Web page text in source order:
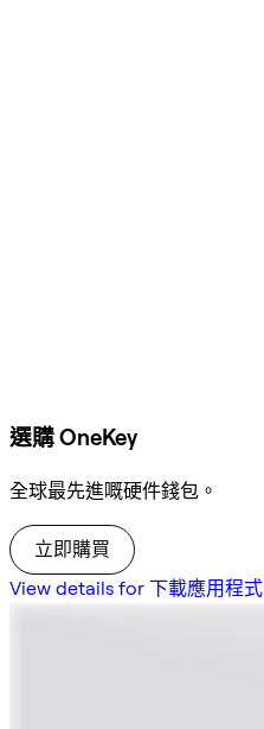
選購 OneKey
全球最先進嘅硬件錢包。
立即購買
View details for 下載應用程式